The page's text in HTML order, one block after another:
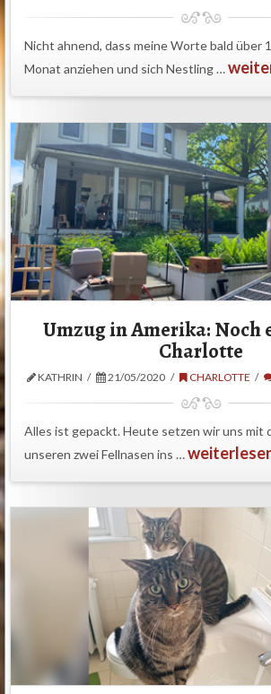
Nicht ahnend, dass meine Worte bald über
Monat anziehen und sich Nestling …
Umzug in Amerika: Noch
Charlotte
KATHRIN 21/05/2020 CHARLOTTE
Alles ist gepackt. Heute setzen wir uns mit
unseren zwei Fellnasen ins …